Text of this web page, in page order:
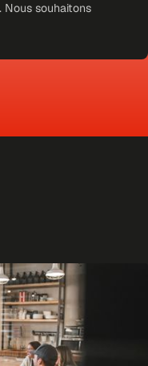
Nous souhaitons